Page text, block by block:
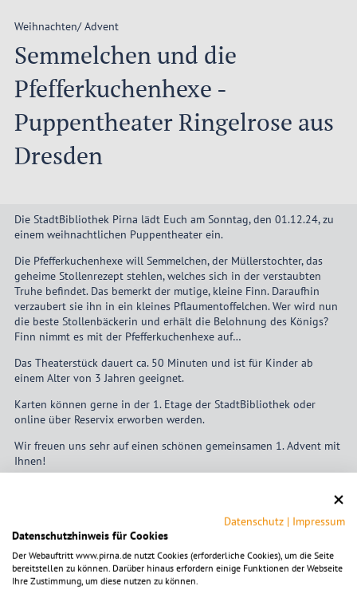
Weihnachten/ Advent
Semmelchen und die
Pfefferkuchenhexe -
Puppentheater Ringelrose aus
Dresden
Die StadtBibliothek Pirna lädt Euch am Sonntag, den 01.12.24, zu
einem weihnachtlichen Puppentheater ein.
Die Pfefferkuchenhexe will Semmelchen, der Müllerstochter, das
geheime Stollenrezept stehlen, welches sich in der verstaubten
Truhe befindet. Das bemerkt der mutige, kleine Finn. Daraufhin
verzaubert sie ihn in ein kleines Pflaumentoffelchen. Wer wird nun
die beste Stollenbäckerin und erhält die Belohnung des Königs?
Finn nimmt es mit der Pfefferkuchenhexe auf…
Das Theaterstück dauert ca. 50 Minuten und ist für Kinder ab
einem Alter von 3 Jahren geeignet.
Karten können gerne in der 1. Etage der StadtBibliothek oder
online über Reservix erworben werden.
Wir freuen uns sehr auf einen schönen gemeinsamen 1. Advent mit
Ihnen!
Tickets
Preis:
Ermäßigt6,00€ Erwachsene8,00
Datenschutz | Impressum
Datenschutzhinweis für Cookies
Der Webauftritt www.pirna.de nutzt Cookies (erforderliche Cookies), um die Seite
bereitstellen zu können. Darüber hinaus erfordern einige Funktionen der Webseite
Ihre Zustimmung, um diese nutzen zu können.